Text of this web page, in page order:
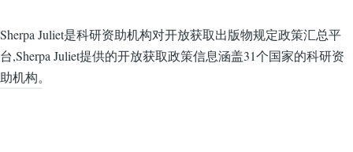
Sherpa Juliet是科研资助机构对开放获取出版物规定政策汇总平
台,Sherpa Juliet提供的开放获取政策信息涵盖31个国家的科研资
助机构。